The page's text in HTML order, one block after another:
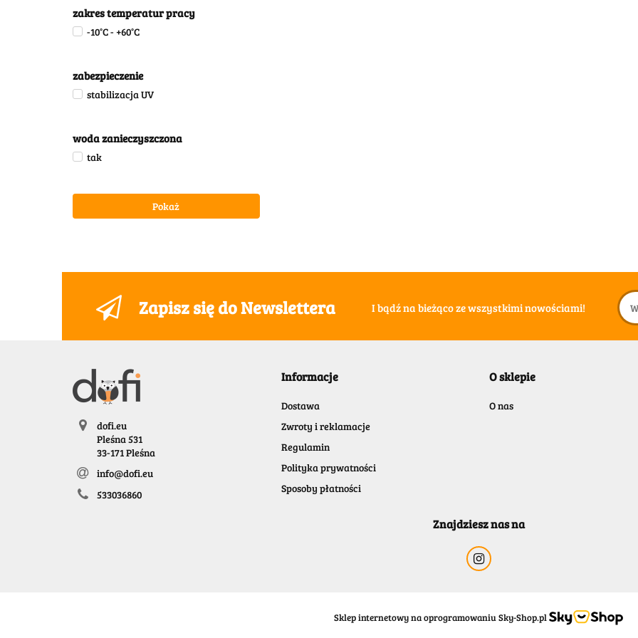
do rur PE: 40mm i 32mm
zakres temperatur pracy
-10°C - +60°C
zabezpieczenie
stabilizacja UV
woda zanieczyszczona
tak
Pokaż
Zapisz się do Newslettera I bądź na bieżąco ze wszystkimi nowościami!
dofi.eu
Pleśna 531
33-171 Pleśna
info@dofi.eu
533036860
Informacje
Dostawa
Zwroty i reklamacje
Regulamin
Polityka prywatności
Sposoby płatności
O sklepie
O nas
Znajdziesz nas na
Sklep internetowy na oprogramowaniu Sky-Shop.pl